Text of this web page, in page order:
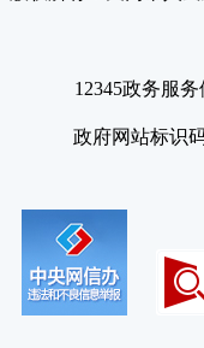
12345政务服
政府网站标识